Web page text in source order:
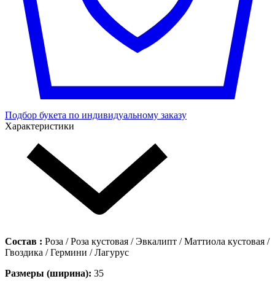
Подбор букета по индивидуальному заказу
Характеристики
Состав : Роза / Роза кустовая / Эвкалипт / Маттиола кустовая /
Гвоздика / Гермини / Лагурус
Размеры (ширина): 35